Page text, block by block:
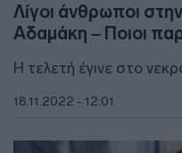
Λίγοι άνθρωποι
Αδαμάκη – Ποιοι
Η τελετή έγινε στο
18.11.2022 - 12:01